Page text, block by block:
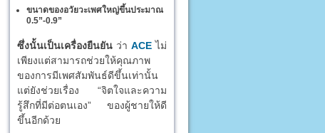
ขนาดของอวัยวะเพศใหญ่ขึ้นประมาณ
0.5”-0.9”
ซึ่งนั้นเป็นเครื่องยืนยัน ว่า ACE ไม่
เพียงแต่สามารถช่วยให้คุณภาพ
ของการมีเพศสัมพันธ์ดีขึ้นเท่านั้น
แต่ยังช่วยเรื่อง “จิตใจและความ
รู้สึกที่มีต่อตนเอง” ของผู้ชายให้ดี
ขึ้นอีกด้วย